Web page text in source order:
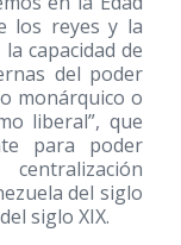
los reyes y la
capacidad de
del poder
monárquico o
liberal”, que
para poder
del siglo
siglo XIX.